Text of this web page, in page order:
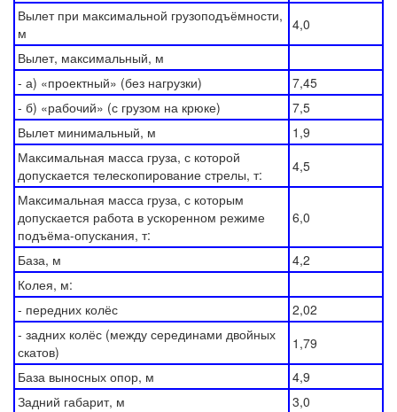
Вылет при максимальной грузоподъёмности,
м
4,0
Вылет, максимальный, м
- а) «проектный» (без нагрузки)
7,45
- б) «рабочий» (с грузом на крюке)
7,5
Вылет минимальный, м
1,9
Максимальная масса груза, с которой
допускается телескопирование стрелы, т:
4,5
Максимальная масса груза, с которым
допускается работа в ускоренном режиме
подъёма-опускания, т:
6,0
База, м
4,2
Колея, м:
- передних колёс
2,02
- задних колёс (между серединами двойных
скатов)
1,79
База выносных опор, м
4,9
Задний габарит, м
3,0